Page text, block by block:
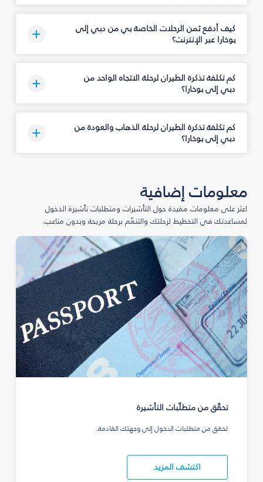
كيف أدفع ثمن الرحلات الخاصة بي من دبي إلى
بوخارا عبر الإنترنت؟
كم تكلفة تذكرة الطيران لرحلة الاتجاه الواحد من
دبي إلى بوخارا؟
كم تكلفة تذكرة الطيران لرحلة الذهاب والعودة من
دبي إلى بوخارا؟
معلومات إضافية
اعثر على معلومات مفيدة حول التأشيرات ومتطلبات تأشيرة الدخول
لمساعدتك في التخطيط لرحلتك والتنعّم برحلة مريحة وبدون متاعب.
تحقّق من متطلّبات التأشيرة
تحقق من متطلبات الدخول إلى وجهتك القادمة.
اكتشف المزيد